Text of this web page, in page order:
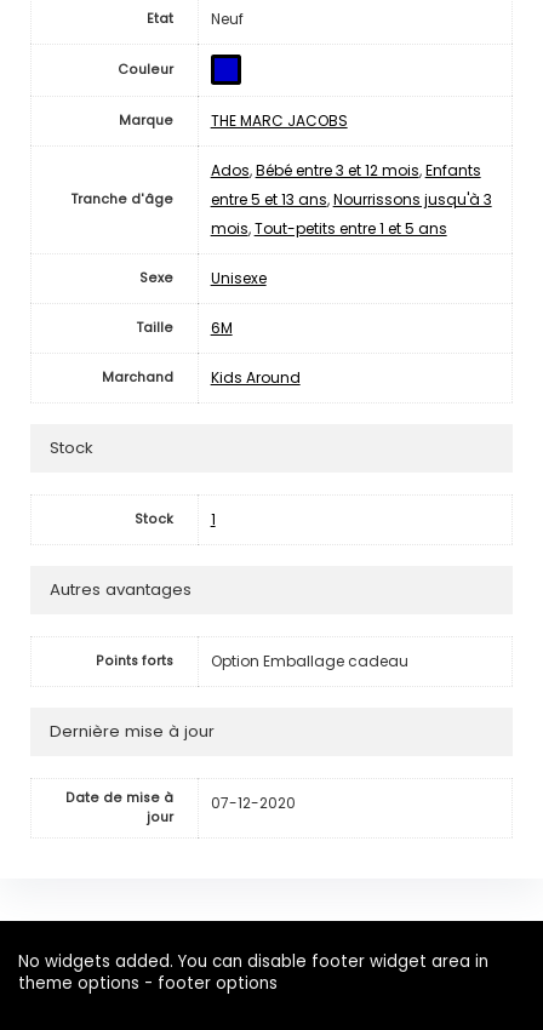
Etat Neuf
Couleur
Marque THE MARC JACOBS
Tranche d'âge
Ados,Bébé entre 3 et 12 mois,Enfants
entre 5 et 13 ans,Nourrissons jusqu'à 3
mois,Tout-petits entre 1 et 5 ans
Sexe Unisexe
Taille 6M
Marchand Kids Around
Stock
Stock 1
Autres avantages
Points forts Option Emballage cadeau
Dernière mise à jour
Date de mise à
jour
07-12-2020
No widgets added. You can disable footer widget area in
theme options - footer options